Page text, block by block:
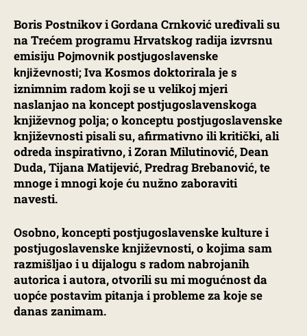
Boris Postnikov i Gordana Crnković uređivali su
na Trećem programu Hrvatskog radija izvrsnu
emisiju Pojmovnik postjugoslavenske
književnosti; Iva Kosmos doktorirala je s
iznimnim radom koji se u velikoj mjeri
naslanjao na koncept postjugoslavenskoga
književnog polja; o konceptu postjugoslavenske
književnosti pisali su, afirmativno ili kritički, ali
odreda inspirativno, i Zoran Milutinović, Dean
Duda, Tijana Matijević, Predrag Brebanović, te
mnoge i mnogi koje ću nužno zaboraviti
navesti.
Osobno, koncepti postjugoslavenske kulture i
postjugoslavenske književnosti, o kojima sam
razmišljao i u dijalogu s radom nabrojanih
autorica i autora, otvorili su mi mogućnost da
uopće postavim pitanja i probleme za koje se
danas zanimam.